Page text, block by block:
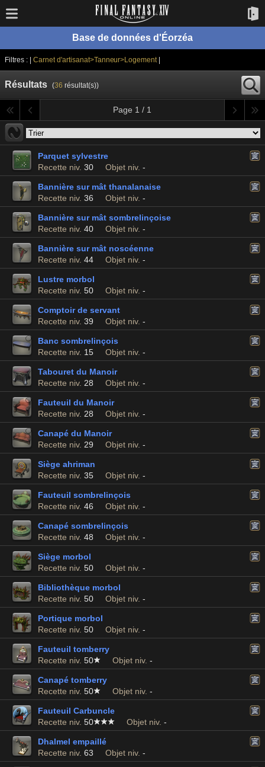
Base de données d'Éorzéa
Filtres : | Carnet d'artisanat>Tanneur>Logement|
Résultats (36 résultat(s))
Page 1 / 1
Parquet sylvestre
Recette niv. 30 Objet niv. -
Bannière sur mât thanalanaise
Recette niv. 36 Objet niv. -
Bannière sur mât sombrelinçoise
Recette niv. 40 Objet niv. -
Bannière sur mât noscéenne
Recette niv. 44 Objet niv. -
Lustre morbol
Recette niv. 50 Objet niv. -
Comptoir de servant
Recette niv. 39 Objet niv. -
Banc sombrelinçois
Recette niv. 15 Objet niv. -
Tabouret du Manoir
Recette niv. 28 Objet niv. -
Fauteuil du Manoir
Recette niv. 28 Objet niv. -
Canapé du Manoir
Recette niv. 29 Objet niv. -
Siège ahriman
Recette niv. 35 Objet niv. -
Fauteuil sombrelinçois
Recette niv. 46 Objet niv. -
Canapé sombrelinçois
Recette niv. 48 Objet niv. -
Siège morbol
Recette niv. 50 Objet niv. -
Bibliothèque morbol
Recette niv. 50 Objet niv. -
Portique morbol
Recette niv. 50 Objet niv. -
Fauteuil tomberry
Recette niv. 50 Objet niv. -
Canapé tomberry
Recette niv. 50 Objet niv. -
Fauteuil Carbuncle
Recette niv. 50 Objet niv. -
Dhalmel empaillé
Recette niv. 63 Objet niv. -